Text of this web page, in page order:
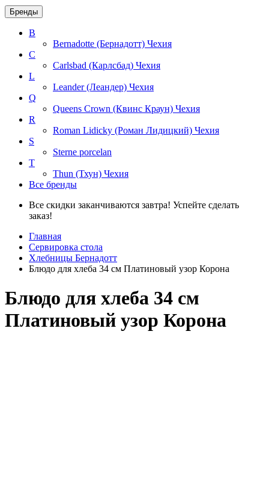
Бренды
B
Bernadotte (Бернадотт) Чехия
C
Carlsbad (Карлсбад) Чехия
L
Leander (Леандер) Чехия
Q
Queens Crown (Квинс Краун) Чехия
R
Roman Lidicky (Роман Лидицкий) Чехия
S
Sterne porcelan
T
Thun (Тхун) Чехия
Все бренды
Все скидки заканчиваются завтра! Успейте сделать
заказ!
Главная
Сервировка стола
Хлебницы Бернадотт
Блюдо для хлеба 34 см Платиновый узор Корона
Блюдо для хлеба 34 см
Платиновый узор Корона